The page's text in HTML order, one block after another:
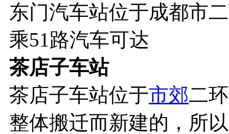
东门汽车站位于成都市
乘51路汽车可达
茶店子车站
茶店子车站位于市郊二
整体搬迁而新建的，所